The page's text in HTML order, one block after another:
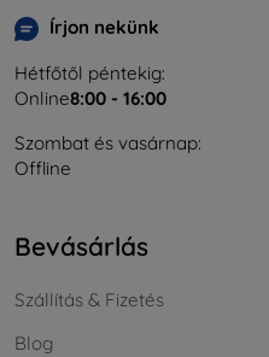
Írjon nekünk
Hétfőtől péntekig:
Online8:00 - 16:00
Szombat és vasárnap:
Offline
Bevásárlás
Szállítás & Fizetés
Blog